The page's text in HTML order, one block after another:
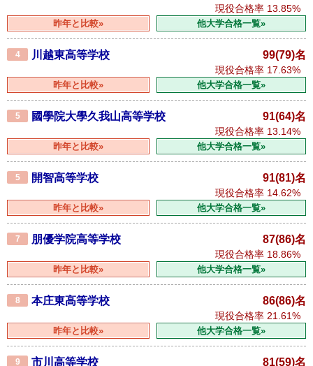
現役合格率 13.85%
昨年と比較» 他大学合格一覧»
4 川越東高等学校 99(79)名
現役合格率 17.63%
昨年と比較» 他大学合格一覧»
5 國學院大學久我山高等学校 91(64)名
現役合格率 13.14%
昨年と比較» 他大学合格一覧»
5 開智高等学校 91(81)名
現役合格率 14.62%
昨年と比較» 他大学合格一覧»
7 朋優学院高等学校 87(86)名
現役合格率 18.86%
昨年と比較» 他大学合格一覧»
8 本庄東高等学校 86(86)名
現役合格率 21.61%
昨年と比較» 他大学合格一覧»
9 市川高等学校 81(59)名